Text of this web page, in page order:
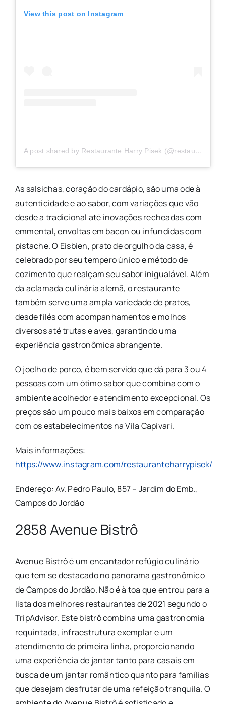
View this post on Instagram
A post shared by Restaurante Harry Pisek (@restauranteharrypisek)
As salsichas, coração do cardápio, são uma ode à
autenticidade e ao sabor, com variações que vão
desde a tradicional até inovações recheadas com
emmental, envoltas em bacon ou infundidas com
pistache. O Eisbien, prato de orgulho da casa, é
celebrado por seu tempero único e método de
cozimento que realçam seu sabor inigualável. Além
da aclamada culinária alemã, o restaurante
também serve uma ampla variedade de pratos,
desde filés com acompanhamentos e molhos
diversos até trutas e aves, garantindo uma
experiência gastronômica abrangente.
O joelho de porco, é bem servido que dá para 3 ou 4
pessoas com um ótimo sabor que combina com o
ambiente acolhedor e atendimento excepcional. Os
preços são um pouco mais baixos em comparação
com os estabelecimentos na Vila Capivari.
Mais informações:
https://www.instagram.com/restauranteharrypisek/
Endereço: Av. Pedro Paulo, 857 – Jardim do Emb.,
Campos do Jordão
2858 Avenue Bistrô
Avenue Bistrô é um encantador refúgio culinário
que tem se destacado no panorama gastronômico
de Campos do Jordão. Não é à toa que entrou para a
lista dos melhores restaurantes de 2021 segundo o
TripAdvisor. Este bistrô combina uma gastronomia
requintada, infraestrutura exemplar e um
atendimento de primeira linha, proporcionando
uma experiência de jantar tanto para casais em
busca de um jantar romântico quanto para famílias
que desejam desfrutar de uma refeição tranquila. O